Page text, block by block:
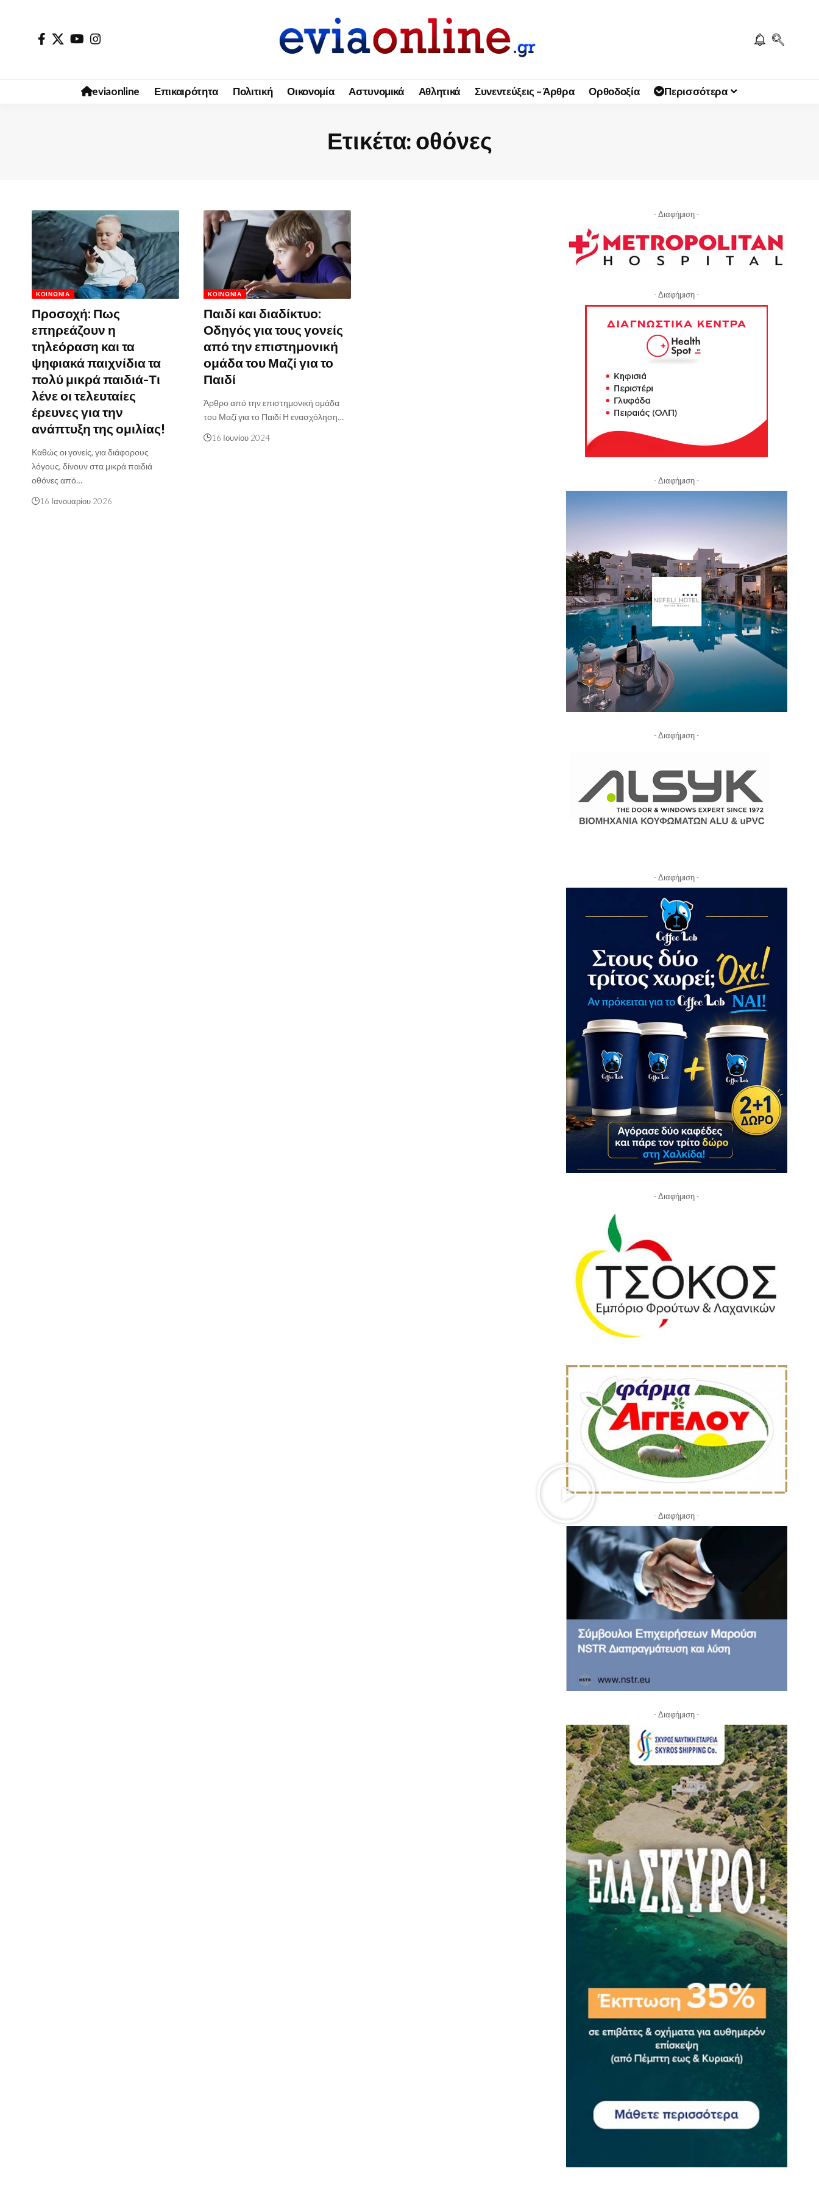
eviaonline Επικαιρότητα Πολιτική Οικονομία Αστυνομικά Αθλητικά Συνεντεύξεις – Άρθρα Ορθοδοξία Περισσότερα
Ετικέτα:οθόνες
ΚΟΙΝΩΝΊΑ
Προσοχή: Πως
επηρεάζουν η
τηλεόραση και τα
ψηφιακά παιχνίδια τα
πολύ μικρά παιδιά-Τι
λένε οι τελευταίες
έρευνες για την
ανάπτυξη της ομιλίας!
Καθώς οι γονείς, για διάφορους
λόγους, δίνουν στα μικρά παιδιά
οθόνες από…
16 Ιανουαρίου 2026
ΚΟΙΝΩΝΊΑ
Παιδί και διαδίκτυο:
Οδηγός για τους γονείς
από την επιστημονική
ομάδα του Μαζί για το
Παιδί
Άρθρο από την επιστημονική ομάδα
του Μαζί για το Παιδί Η ενασχόληση…
16 Ιουνίου 2024
- Διαφήμιση -
- Διαφήμιση -
- Διαφήμιση -
- Διαφήμιση -
- Διαφήμιση -
- Διαφήμιση -
- Διαφήμιση -
- Διαφήμιση -